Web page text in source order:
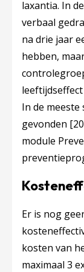
laxantia. In
verbaal
na drie jaar
hebben,
In de
gevonden
module
Er is nog
kosten van
maximaal 3